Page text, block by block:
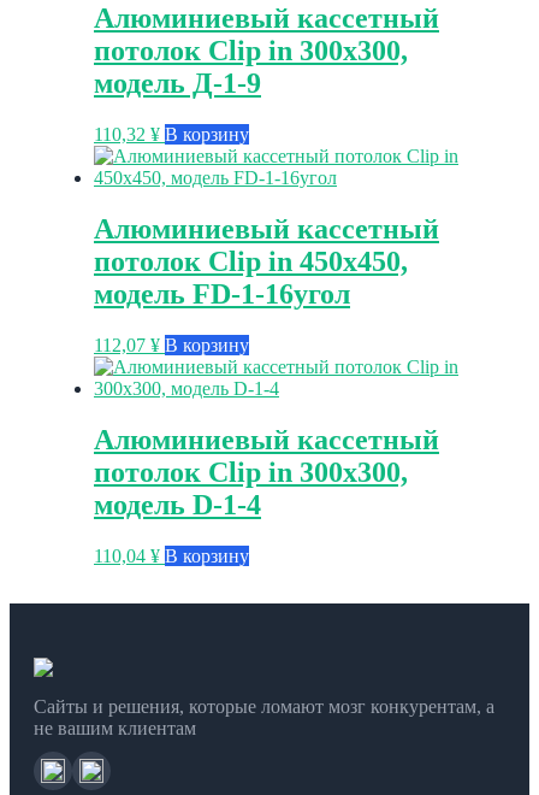
Алюминиевый кассетный
потолок Clip in 300х300,
модель Д-1-9
110,32 ¥ В корзину
Алюминиевый кассетный
потолок Clip in 450х450,
модель FD-1-16угол
112,07 ¥ В корзину
Алюминиевый кассетный
потолок Clip in 300х300,
модель D-1-4
110,04 ¥ В корзину
Сайты и решения, которые ломают мозг конкурентам, а
не вашим клиентам